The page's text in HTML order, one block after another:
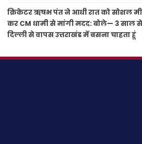
क्रिकेटर ऋषभ पंत ने आधी रात को सोशल
कर CM धामी से मांगी मदद: बोले— 3 साल
दिल्ली से वापस उत्तराखंड में बसना चाहता हूं